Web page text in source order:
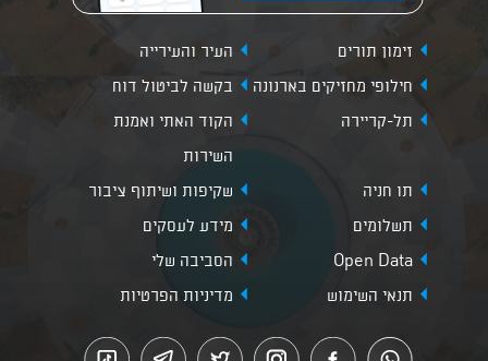
זימון תורים
העיר והעירייה
חילופי מחזיקים בארנונה
בקשה לביטול דוח
תל-קריירה
הקוד האתי ואמנת
השירות
תו חניה
שקיפות ושיתוף ציבור
תשלומים
מידע לעסקים
Open Data
הסביבה שלי
תנאי השימוש
מדיניות הפרטיות